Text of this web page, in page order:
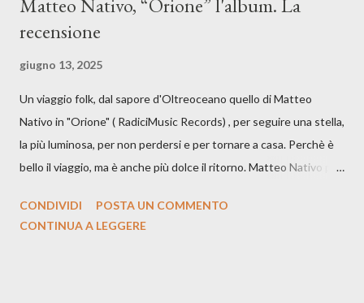
Matteo Nativo, “Orione” l'album. La
recensione
giugno 13, 2025
Un viaggio folk, dal sapore d'Oltreoceano quello di Matteo
Nativo in "Orione" ( RadiciMusic Records) , per seguire una stella,
la più luminosa, per non perdersi e per tornare a casa. Perchè è
bello il viaggio, ma è anche più dolce il ritorno. Matteo Nativo per
indubbiamente matura e consapevole oltre che con ottimi
CONDIVIDI
POSTA UN COMMENTO
CONTINUA A LEGGERE